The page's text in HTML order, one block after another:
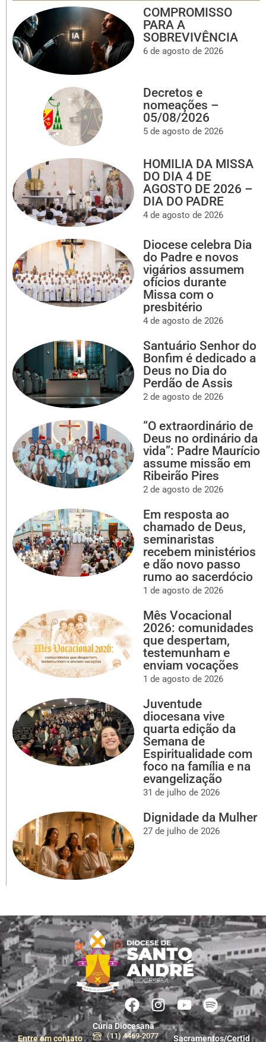
COMPROMISSO
PARA A
SOBREVIVÊNCIA
6 de agosto de 2026
Decretos e
nomeações –
05/08/2026
5 de agosto de 2026
HOMILIA DA MISSA
DO DIA 4 DE
AGOSTO DE 2026 –
DIA DO PADRE
4 de agosto de 2026
Diocese celebra Dia
do Padre e novos
vigários assumem
ofícios durante
Missa com o
presbitério
4 de agosto de 2026
Santuário Senhor do
Bonfim é dedicado a
Deus no Dia do
Perdão de Assis
2 de agosto de 2026
“O extraordinário de
Deus no ordinário da
vida”: Padre Maurício
assume missão em
Ribeirão Pires
2 de agosto de 2026
Em resposta ao
chamado de Deus,
seminaristas
recebem ministérios
e dão novo passo
rumo ao sacerdócio
1 de agosto de 2026
Mês Vocacional
2026: comunidades
que despertam,
testemunham e
enviam vocações
1 de agosto de 2026
Juventude
diocesana vive
quarta edição da
Semana de
Espiritualidade com
foco na família e na
evangelização
31 de julho de 2026
Dignidade da Mulher
27 de julho de 2026
Entre em contato
Cúria Diocesana
(11) 4469-2077 Sacramentos/Certid